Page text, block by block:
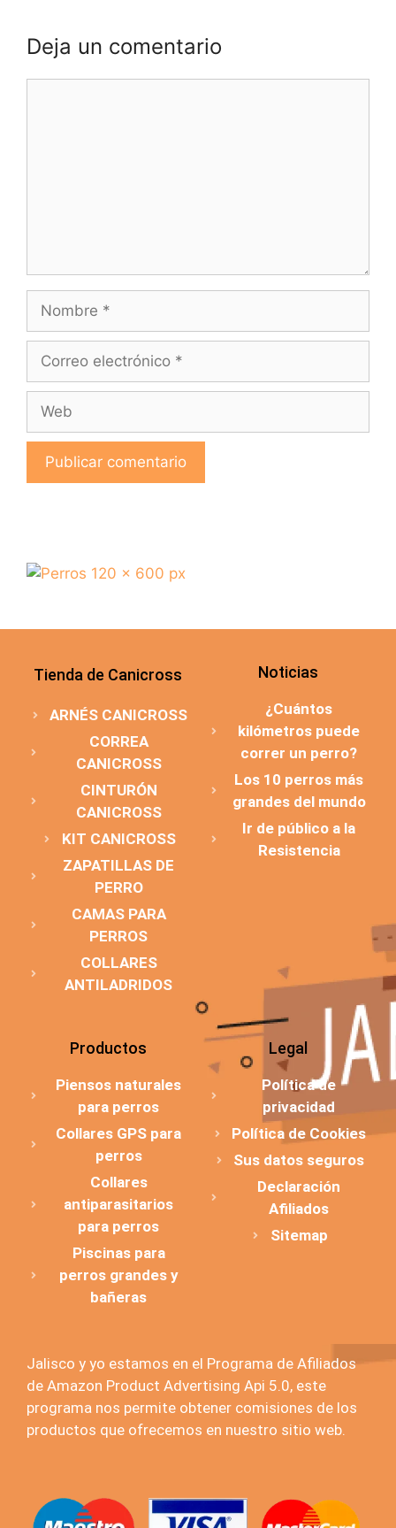
Deja un comentario
Tienda de Canicross
ARNÉS CANICROSS
CORREA
CANICROSS
CINTURÓN
CANICROSS
KIT CANICROSS
ZAPATILLAS DE
PERRO
CAMAS PARA
PERROS
COLLARES
ANTILADRIDOS
Noticias
¿Cuántos
kilómetros puede
correr un perro?
Los 10 perros más
grandes del mundo
Ir de público a la
Resistencia
Productos
Piensos naturales
para perros
Collares GPS para
perros
Collares
antiparasitarios
para perros
Piscinas para
perros grandes y
bañeras
Legal
Política de
privacidad
Política de Cookies
Sus datos seguros
Declaración
Afiliados
Sitemap
Jalisco y yo estamos en el Programa de Afiliados
de Amazon Product Advertising Api 5.0, este
programa nos permite obtener comisiones de los
productos que ofrecemos en nuestro sitio web.